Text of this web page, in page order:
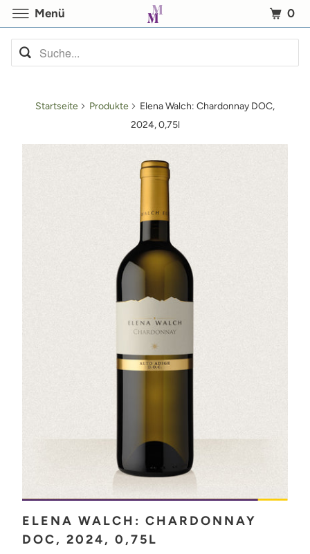
Startseite Produkte
Elena Walch: Chardonnay DOC,
2024, 0,75l
ELENA WALCH: CHARDONNAY
DOC, 2024, 0,75L
Menü 0